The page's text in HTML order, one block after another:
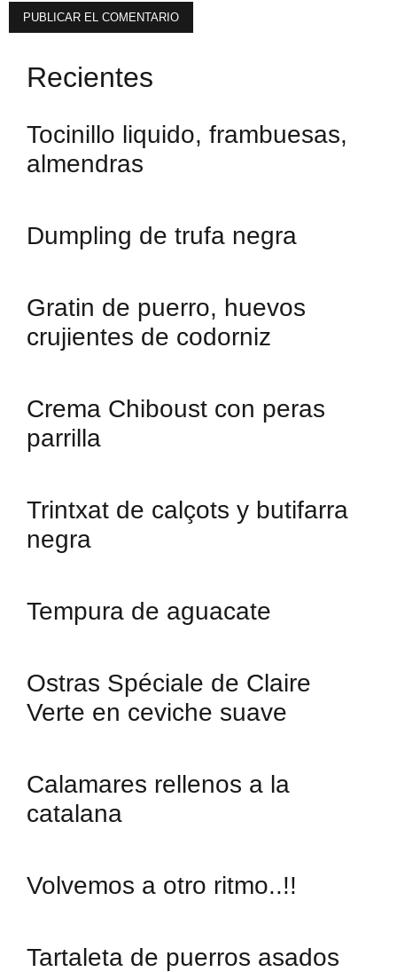
Recientes
Tocinillo liquido, frambuesas,
almendras
Dumpling de trufa negra
Gratin de puerro, huevos
crujientes de codorniz
Crema Chiboust con peras
parrilla
Trintxat de calçots y butifarra
negra
Tempura de aguacate
Ostras Spéciale de Claire
Verte en ceviche suave
Calamares rellenos a la
catalana
Volvemos a otro ritmo..!!
Tartaleta de puerros asados